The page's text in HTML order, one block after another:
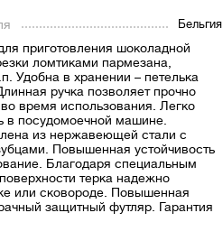
Бельгия
приготовления шоколадной
ломтиками пармезана,
Удобна в хранении – петелька
ручка позволяет прочно
время использования. Легко
в посудомоечной машине.
из нержавеющей стали с
Повышенная устойчивость
Благодаря специальным
терка надежно
или сковороде. Повышенная
защитный футляр. Гарантия